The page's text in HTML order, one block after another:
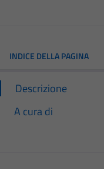
INDICE DELLA PAGINA
Descrizione
A cura di